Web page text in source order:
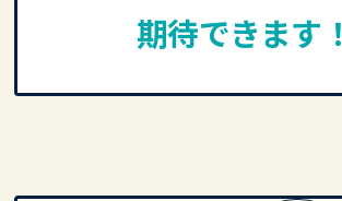
期待できます！